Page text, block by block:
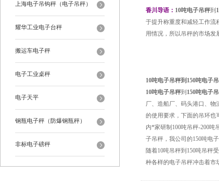
上海电子吊钩秤（电子吊秤）
耀华工业电子台秤
搬运车电子秤
电子工业桌秤
电子天平
钢瓶电子秤（防爆钢瓶秤）
非标电子磅秤
香川导语： 10吨电子吊秤到
于提升称重度和减轻工作流
用情况，所以吊秤的市场发
10吨电子吊秤到150吨电子
10吨电子吊秤到 150吨电子
厂、造船厂、码头港口、
的使用要求，下面的吊环也
内*家研制100吨吊秤-200吨
子吊秤，我公司的150吨电
随着10吨吊秤到150吨吊秤
种各样的电子吊秤冲击着市